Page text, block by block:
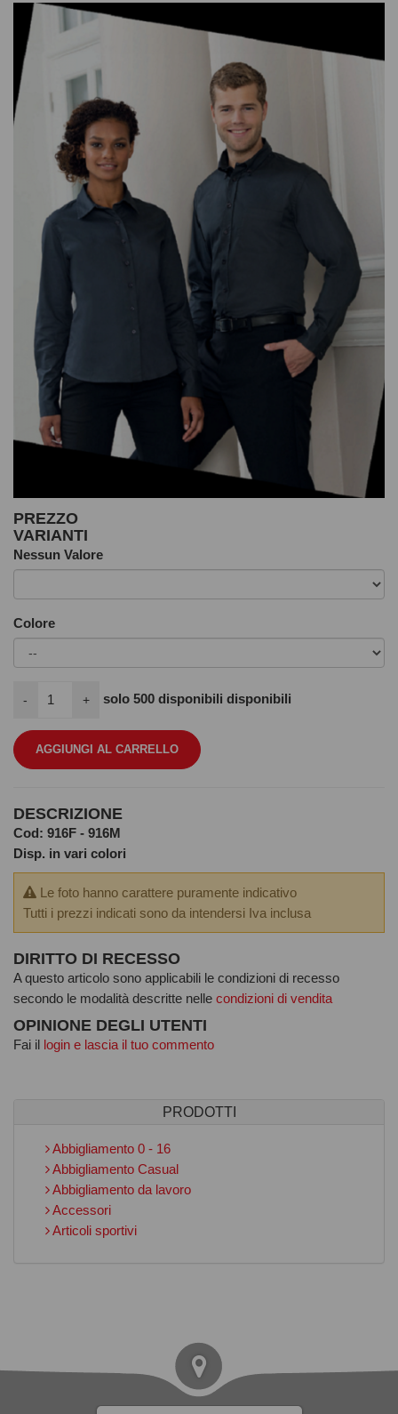
PREZZO
VARIANTI
Nessun Valore
Colore
- + solo 500 disponibili disponibili
AGGIUNGI AL CARRELLO
DESCRIZIONE
Cod: 916F - 916M
Disp. in vari colori
Le foto hanno carattere puramente indicativo
Tutti i prezzi indicati sono da intendersi Iva inclusa
DIRITTO DI RECESSO
A questo articolo sono applicabili le condizioni di recesso
secondo le modalità descritte nelle condizioni di vendita
OPINIONE DEGLI UTENTI
Fai il login e lascia il tuo commento
PRODOTTI
Abbigliamento 0 - 16
Abbigliamento Casual
Abbigliamento da lavoro
Accessori
Articoli sportivi